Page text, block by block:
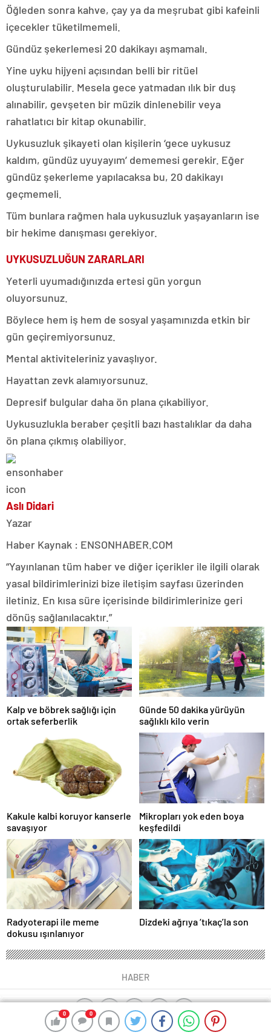
0 0
0 0
0 0
0 0
Öğleden sonra kahve, çay ya da meşrubat gibi kafeinli
içecekler tüketilmemeli.
Gündüz şekerlemesi 20 dakikayı aşmamalı.
Yine uyku hijyeni açısından belli bir ritüel
oluşturulabilir. Mesela gece yatmadan ılık bir duş
alınabilir, gevşeten bir müzik dinlenebilir veya
rahatlatıcı bir kitap okunabilir.
Uykusuzluk şikayeti olan kişilerin ‘gece uykusuz
kaldım, gündüz uyuyayım’ dememesi gerekir. Eğer
gündüz şekerleme yapılacaksa bu, 20 dakikayı
geçmemeli.
Tüm bunlara rağmen hala uykusuzluk yaşayanların ise
bir hekime danışması gerekiyor.
UYKUSUZLUĞUN ZARARLARI
Yeterli uyumadığınızda ertesi gün yorgun
oluyorsunuz.
Böylece hem iş hem de sosyal yaşamınızda etkin bir
gün geçiremiyorsunuz.
Mental aktiviteleriniz yavaşlıyor.
Hayattan zevk alamıyorsunuz.
Depresif bulgular daha ön plana çıkabiliyor.
Uykusuzlukla beraber çeşitli bazı hastalıklar da daha
ön plana çıkmış olabiliyor.
Aslı Didari
Yazar
Haber Kaynak : ENSONHABER.COM
“Yayınlanan tüm haber ve diğer içerikler ile ilgili olarak
yasal bildirimlerinizi bize iletişim sayfası üzerinden
iletiniz. En kısa süre içerisinde bildirimlerinize geri
dönüş sağlanılacaktır.”
Kalp ve böbrek sağlığı için
ortak seferberlik
Günde 50 dakika yürüyün
sağlıklı kilo verin
Kakule kalbi koruyor kanserle
savaşıyor
Mikropları yok eden boya
keşfedildi
Radyoterapi ile meme
dokusu ışınlanıyor
Dizdeki ağrıya ‘tıkaç’la son
HABER